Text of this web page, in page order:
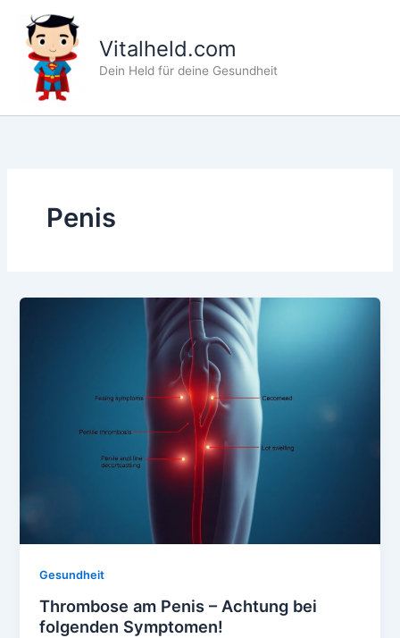
Inhalt
springen
Vitalheld.com
Dein Held für deine Gesundheit
Penis
Gesundheit
Thrombose am Penis – Achtung bei
folgenden Symptomen!